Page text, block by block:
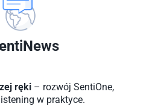
ręki – rozwój SentiOne,
w praktyce.